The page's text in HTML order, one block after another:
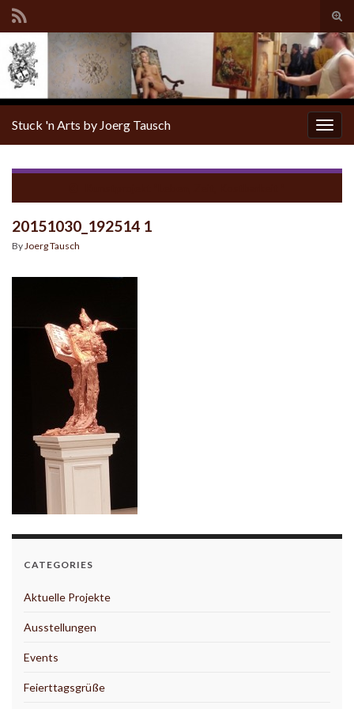
Stuck 'n Arts by Joerg Tausch
20151030_192514 1
ByJoerg Tausch
CATEGORIES
Aktuelle Projekte
Ausstellungen
Events
Feierttagsgrüße